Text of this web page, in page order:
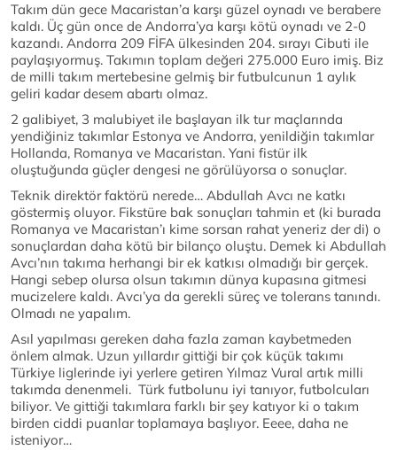
Takım dün gece Macaristan’a karşı güzel oynadı ve berabere
kaldı. Üç gün once de Andorra’ya karşı kötü oynadı ve 2-0
kazandı. Andorra 209 FİFA ülkesinden 204. sırayı Cibuti ile
paylaşıyormuş. Takımın toplam değeri 275.000 Euro imiş. Biz
de milli takım mertebesine gelmiş bir futbulcunun 1 aylık
geliri kadar desem abartı olmaz.
2 galibiyet, 3 malubiyet ile başlayan ilk tur maçlarında
yendiğiniz takımlar Estonya ve Andorra, yenildiğin takımlar
Hollanda, Romanya ve Macaristan. Yani fistür ilk
oluştuğunda güçler dengesi ne görülüyorsa o sonuçlar.
Teknik direktör faktörü nerede… Abdullah Avcı ne katkı
göstermiş oluyor. Fikstüre bak sonuçları tahmin et (ki burada
Romanya ve Macaristan’ı kime sorsan rahat yeneriz der di) o
sonuçlardan daha kötü bir bilanço oluştu. Demek ki Abdullah
Avcı’nın takıma herhangi bir ek katkısı olmadığı bir gerçek.
Hangi sebep olursa olsun takımın dünya kupasına gitmesi
mucizelere kaldı. Avcı’ya da gerekli süreç ve tolerans tanındı.
Olmadı ne yapalım.
Asıl yapılması gereken daha fazla zaman kaybetmeden
önlem almak. Uzun yıllardır gittiği bir çok küçük takımı
Türkiye liglerinde iyi yerlere getiren Yılmaz Vural artık milli
takımda denenmeli. Türk futbolunu iyi tanıyor, futbolcuları
biliyor. Ve gittiği takımlara farklı bir şey katıyor ki o takım
birden ciddi puanlar toplamaya başlıyor. Eeee, daha ne
isteniyor…